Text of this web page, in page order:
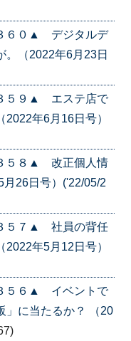
６０▲ デジタルデ
。（2022年6月23日
５９▲ エステ店で
年6月16日号）
５８▲ 改正個人情
26日号）('22/05/2
５７▲ 社員の背任
年5月12日号）
５６▲ イベントで
」に当たるか？ （20